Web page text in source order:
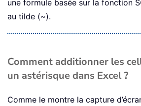
une formule basée sur la fonction
au tilde (~).
Comment additionner les
un astérisque dans Excel ?
Comme le montre la capture